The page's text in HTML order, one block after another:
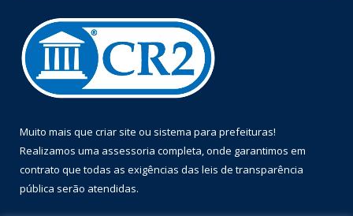
Muito mais que criar site ou sistema para prefeituras!
Realizamos uma assessoria completa, onde garantimos em
contrato que todas as exigências das leis de transparência
pública serão atendidas.